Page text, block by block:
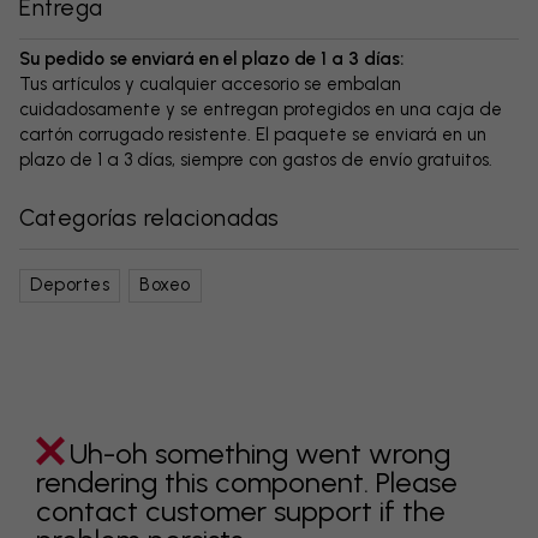
Entrega
Su pedido se enviará en el plazo de 1 a 3 días:
Tus artículos y cualquier accesorio se embalan
cuidadosamente y se entregan protegidos en una caja de
cartón corrugado resistente. El paquete se enviará en un
plazo de 1 a 3 días, siempre con gastos de envío gratuitos.
Categorías relacionadas
Deportes Boxeo
Uh-oh something went wrong
rendering this component. Please
contact customer support if the